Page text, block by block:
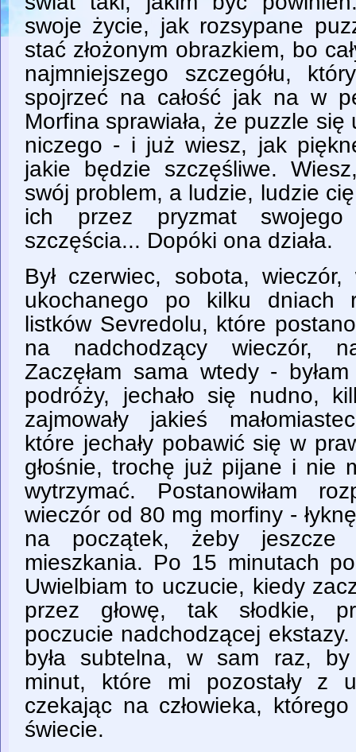
swoje życie, jak rozsypane
stać złożonym obrazkiem, bo
najmniejszego szczegółu,
spojrzeć na całość jak na w
Morfina sprawiała, że puzzle się
niczego - i już wiesz, jak
jakie będzie szczęśliwe.
swój problem, a ludzie, ludzie
ich przez pryzmat swojego
szczęścia... Dopóki ona działa.
Był czerwiec, sobota, wieczór,
ukochanego po kilku dniach
listków Sevredolu, które
na nadchodzący wieczór,
Zaczęłam sama wtedy -
podróży, jechało się nudno,
zajmowały jakieś
które jechały pobawić się w
głośnie, trochę już pijane i nie
wytrzymać. Postanowiłam
wieczór od 80 mg morfiny -
na początek, żeby jeszcze
mieszkania. Po 15 minutach
Uwielbiam to uczucie, kiedy
przez głowę, tak słodkie,
poczucie nadchodzącej
była subtelna, w sam raz, by
minut, które mi pozostały z
czekając na człowieka,
świecie.